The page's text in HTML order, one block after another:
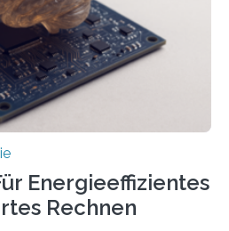
ist uns eine ganzheitliche
Körperbewegung, Gestik
Energieeffizientes
Rechnen